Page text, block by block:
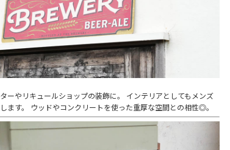
ーやリキュールショップの装飾に。 インテリアとしてもメンズ
ます。 ウッドやコンクリートを使った重厚な空間との相性◎。